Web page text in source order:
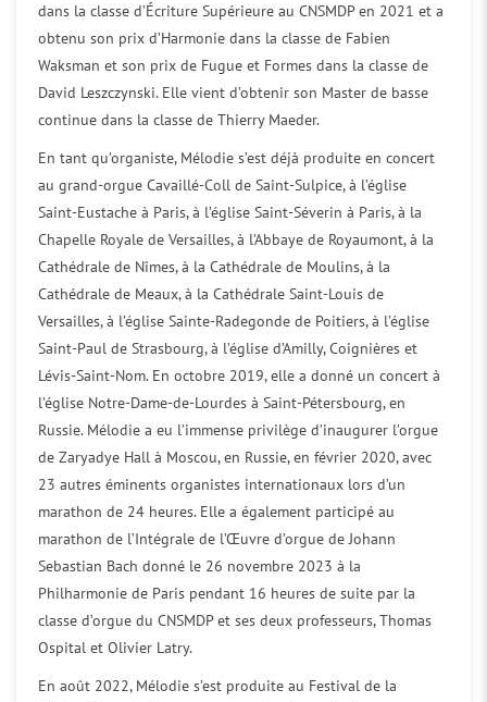
dans la classe d’Écriture Supérieure au CNSMDP en 2021 et a
obtenu son prix d’Harmonie dans la classe de Fabien
Waksman et son prix de Fugue et Formes dans la classe de
David Leszczynski. Elle vient d’obtenir son Master de basse
continue dans la classe de Thierry Maeder.
En tant qu’organiste, Mélodie s’est déjà produite en concert
au grand-orgue Cavaillé-Coll de Saint-Sulpice, à l’église
Saint-Eustache à Paris, à l’église Saint-Séverin à Paris, à la
Chapelle Royale de Versailles, à l’Abbaye de Royaumont, à la
Cathédrale de Nîmes, à la Cathédrale de Moulins, à la
Cathédrale de Meaux, à la Cathédrale Saint-Louis de
Versailles, à l’église Sainte-Radegonde de Poitiers, à l’église
Saint-Paul de Strasbourg, à l’église d’Amilly, Coignières et
Lévis-Saint-Nom. En octobre 2019, elle a donné un concert à
l’église Notre-Dame-de-Lourdes à Saint-Pétersbourg, en
Russie. Mélodie a eu l’immense privilège d’inaugurer l’orgue
de Zaryadye Hall à Moscou, en Russie, en février 2020, avec
23 autres éminents organistes internationaux lors d’un
marathon de 24 heures. Elle a également participé au
marathon de l’Intégrale de l’Œuvre d’orgue de Johann
Sebastian Bach donné le 26 novembre 2023 à la
Philharmonie de Paris pendant 16 heures de suite par la
classe d’orgue du CNSMDP et ses deux professeurs, Thomas
Ospital et Olivier Latry.
En août 2022, Mélodie s’est produite au Festival de la